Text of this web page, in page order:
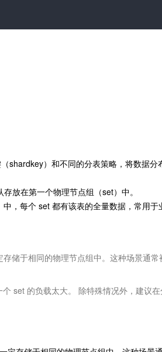
shardkey）和不同的分表策略，将数据分
放在第一个物理节点组（set）中。
，每个 set 都有该表的全量数据，常用于
储于相同的物理节点组中。这种场景通常
set 的负载太大。 除特殊情况外，建议